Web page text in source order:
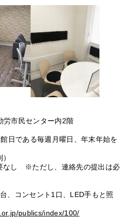
市民センター内2階
日である毎週月曜日、年末年始を
なし ※ただし、連絡先の提出は必
、コンセント1口、LED手もと照
publics/index/100/